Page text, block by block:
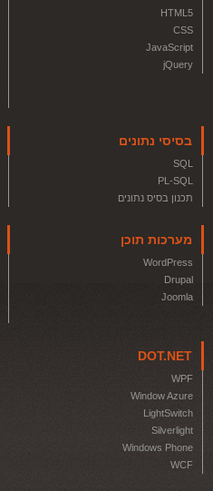
HTML5
CSS
JavaScript
jQuery
בסיסי נתונים
SQL
PL-SQL
תכנון בסיס נתונים
מערכות תוכן
WordPress
Drupal
Joomla
DOT.NET
WPF
Window Azure
LightSwitch
Silverlight
Windows Phone
WCF